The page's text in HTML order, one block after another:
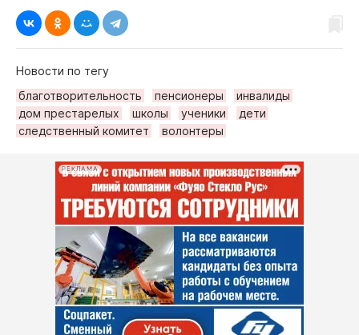
Новости по тегу
благотворительность
пенсионеры
инвалиды
дом престарелых
школы ученики
дети
следственный комитет
волонтеры
РЕКЛАМА